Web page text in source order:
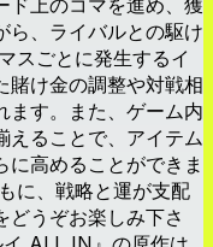
ら、ライバルとの駆け
スごとに発生するイ
賭け金の調整や対戦相
ます。また、ゲーム内
えることで、アイテム
高めることができま
に、戦略と運が支配
どうぞお楽しみ下さ